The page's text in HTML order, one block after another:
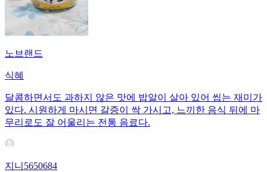
노브랜드
식혜
달콤하면서도 과하지 않은 맛에 밥알이 살아 있어 씹는 재미가
있다. 시원하게 마시면 갈증이 싹 가시고, 느끼한 음식 뒤에 마
무리로도 잘 어울리는 전통 음료다.
지니5650684